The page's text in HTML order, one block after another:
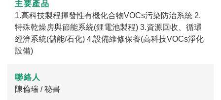
主要產品
1.高科技製程揮發性有機化合物VOCs污染防治系統 2.
特殊乾燥房與節能系統(鋰電池製程) 3.資源回收、循環
經濟系統(儲能/石化) 4.設備維修保養(高科技VOCs淨化
設備)
聯絡人
陳倫瑞 / 秘書